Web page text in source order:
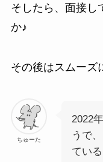
そしたら、面接し
か♪
その後はスムーズ
ちゅーた
2022
うで
てい